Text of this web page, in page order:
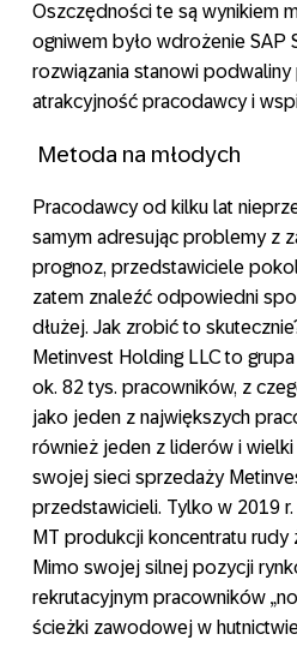
Oszczędności te są wynikiem
ogniwem było wdrożenie SAP
rozwiązania stanowi
atrakcyjność pracodawcy i
Metoda na młodych
Pracodawcy od kilku lat
samym adresując problemy z
prognoz, przedstawiciele
zatem znaleźć odpowiedni
dłużej. Jak zrobić to
Metinvest Holding LLC to
ok. 82 tys. pracowników, z
jako jeden z największych
również jeden z liderów i
swojej sieci sprzedaży
przedstawicieli. Tylko w 2019
MT produkcji koncentratu rudy
Mimo swojej silnej pozycji
rekrutacyjnym pracowników
ścieżki zawodowej w